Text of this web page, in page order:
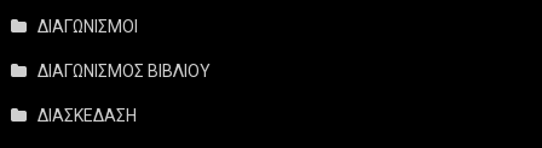
ΔΙΑΓΩΝΙΣΜΟΙ
ΔΙΑΓΩΝΙΣΜΟΣ ΒΙΒΛΙΟΥ
ΔΙΑΣΚΕΔΑΣΗ